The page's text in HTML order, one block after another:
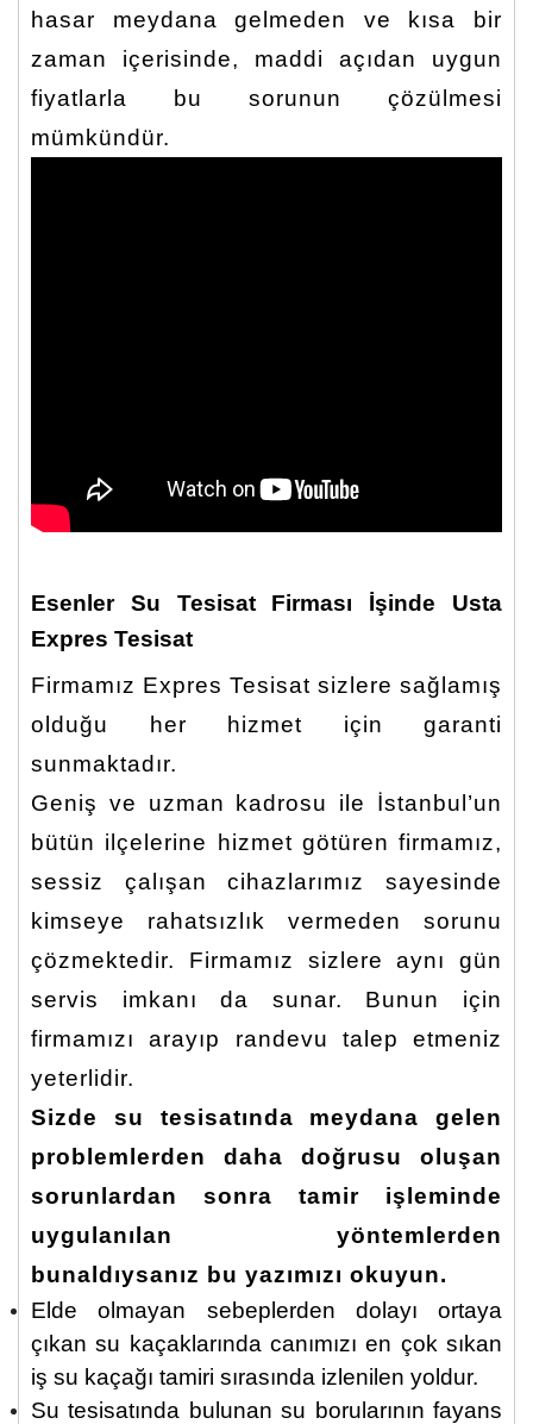
hasar meydana gelmeden ve kısa bir
zaman içerisinde, maddi açıdan uygun
fiyatlarla bu sorunun çözülmesi
mümkündür.
Esenler Su Tesisat Firması İşinde Usta
Expres Tesisat
Firmamız Expres Tesisat sizlere sağlamış
olduğu her hizmet için garanti
sunmaktadır.
Geniş ve uzman kadrosu ile İstanbul’un
bütün ilçelerine hizmet götüren firmamız,
sessiz çalışan cihazlarımız sayesinde
kimseye rahatsızlık vermeden sorunu
çözmektedir. Firmamız sizlere aynı gün
servis imkanı da sunar. Bunun için
firmamızı arayıp randevu talep etmeniz
yeterlidir.
Sizde su tesisatında meydana gelen
problemlerden daha doğrusu oluşan
sorunlardan sonra tamir işleminde
uygulanılan yöntemlerden
bunaldıysanız bu yazımızı okuyun.
Elde olmayan sebeplerden dolayı ortaya
çıkan su kaçaklarında canımızı en çok sıkan
iş su kaçağı tamiri sırasında izlenilen yoldur.
Su tesisatında bulunan su borularının fayans